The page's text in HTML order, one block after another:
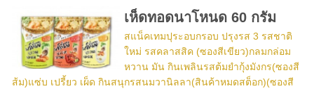
เห็ดทอดนาโหนด 60 กรัม
สแน็คเทมปุระอบกรอบ ปรุงรส 3 รสชาติ
ใหม่ รสคลาสสิค (ซองสีเขียว)กลมกล่อม
หวาน มัน กินเพลินรสต้มยำกุ้งมังกร(ซองสี
ส้ม)แซ่บ เปรี้ยว เผ็ด กินสนุกรสนมวานิลลา(สินค้าหมดสต็อก)(ซองสี